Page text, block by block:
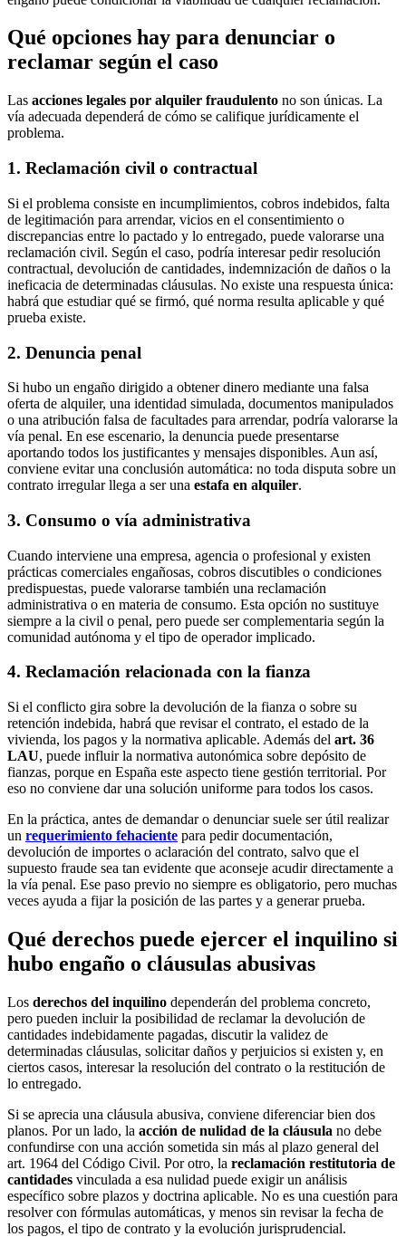
Qué opciones hay para denunciar o
reclamar según el caso
Las acciones legales por alquiler fraudulento no son únicas. La
vía adecuada dependerá de cómo se califique jurídicamente el
problema.
1. Reclamación civil o contractual
Si el problema consiste en incumplimientos, cobros indebidos, falta
de legitimación para arrendar, vicios en el consentimiento o
discrepancias entre lo pactado y lo entregado, puede valorarse una
reclamación civil. Según el caso, podría interesar pedir resolución
contractual, devolución de cantidades, indemnización de daños o la
ineficacia de determinadas cláusulas. No existe una respuesta única:
habrá que estudiar qué se firmó, qué norma resulta aplicable y qué
prueba existe.
2. Denuncia penal
Si hubo un engaño dirigido a obtener dinero mediante una falsa
oferta de alquiler, una identidad simulada, documentos manipulados
o una atribución falsa de facultades para arrendar, podría valorarse la
vía penal. En ese escenario, la denuncia puede presentarse
aportando todos los justificantes y mensajes disponibles. Aun así,
conviene evitar una conclusión automática: no toda disputa sobre un
contrato irregular llega a ser una estafa en alquiler.
3. Consumo o vía administrativa
Cuando interviene una empresa, agencia o profesional y existen
prácticas comerciales engañosas, cobros discutibles o condiciones
predispuestas, puede valorarse también una reclamación
administrativa o en materia de consumo. Esta opción no sustituye
siempre a la civil o penal, pero puede ser complementaria según la
comunidad autónoma y el tipo de operador implicado.
4. Reclamación relacionada con la fianza
Si el conflicto gira sobre la devolución de la fianza o sobre su
retención indebida, habrá que revisar el contrato, el estado de la
vivienda, los pagos y la normativa aplicable. Además del art. 36
LAU, puede influir la normativa autonómica sobre depósito de
fianzas, porque en España este aspecto tiene gestión territorial. Por
eso no conviene dar una solución uniforme para todos los casos.
En la práctica, antes de demandar o denunciar suele ser útil realizar
un requerimiento fehaciente para pedir documentación,
devolución de importes o aclaración del contrato, salvo que el
supuesto fraude sea tan evidente que aconseje acudir directamente a
la vía penal. Ese paso previo no siempre es obligatorio, pero muchas
veces ayuda a fijar la posición de las partes y a generar prueba.
Qué derechos puede ejercer el inquilino si
hubo engaño o cláusulas abusivas
Los derechos del inquilino dependerán del problema concreto,
pero pueden incluir la posibilidad de reclamar la devolución de
cantidades indebidamente pagadas, discutir la validez de
determinadas cláusulas, solicitar daños y perjuicios si existen y, en
ciertos casos, interesar la resolución del contrato o la restitución de
lo entregado.
Si se aprecia una cláusula abusiva, conviene diferenciar bien dos
planos. Por un lado, la acción de nulidad de la cláusula no debe
confundirse con una acción sometida sin más al plazo general del
art. 1964 del Código Civil. Por otro, la reclamación restitutoria de
cantidades vinculada a esa nulidad puede exigir un análisis
específico sobre plazos y doctrina aplicable. No es una cuestión para
resolver con fórmulas automáticas, y menos sin revisar la fecha de
los pagos, el tipo de contrato y la evolución jurisprudencial.